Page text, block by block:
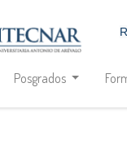
Posgrados